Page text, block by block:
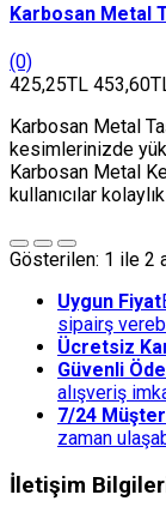
Karbosan Metal
(0)
425,25TL
Karbosan Metal
kesimlerinizde
Karbosan Metal
kullanıcılar
Gösterilen: 1 ile 2
Uygun Fiyat
sipairş
Ücretsiz
Güvenli
alışveriş
7/24
zaman
İletişim